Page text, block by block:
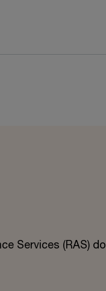
Services (RAS) do